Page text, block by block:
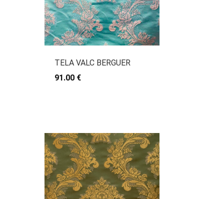
TELA VALC BERGUER
91.00 €